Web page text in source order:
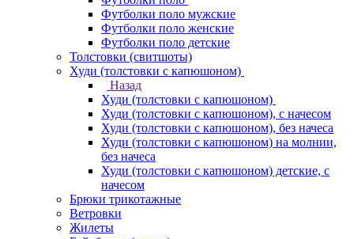
Футболки поло мужские
Футболки поло женские
Футболки поло детские
Толстовки (свитшоты)
Худи (толстовки с капюшоном)
Назад
Худи (толстовки с капюшоном)
Худи (толстовки c капюшоном), с начесом
Худи (толстовки c капюшоном), без начеса
Худи (толстовки с капюшоном) на молнии,
без начеса
Худи (толстовки c капюшоном) детские, с
начесом
Брюки трикотажные
Ветровки
Жилеты